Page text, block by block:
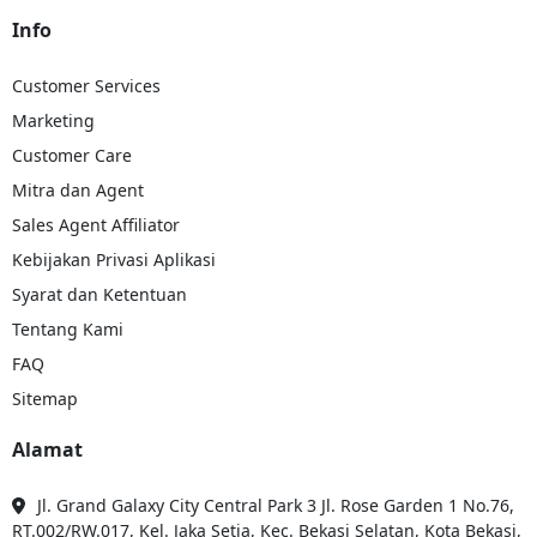
Troben juga mengirimkan material bangunan seperti semen, bata
Banjarmasin.
Kendaraan Bermotor
Layanan Troben Carrier menyediakan pengiriman kendaraan bermotor,
baik sepeda motor maupun mobil, dengan perlindungan maksimal
selama perjalanan.
Barang Dagangan
mengirimkan berbagai jenis barang dagangan, mulai dari produk
fashion, peralatan rumah tangga, hingga aksesoris.
Dengan cakupan jenis barang yang luas, Troben Ekspedisi memastikan
Jasa Kirim Barang dari Semarang ke Banjarmasin Lebih
Jasa Kirim Barang dari Semarang ke Banjarmasin Lebih Praktis
Info
Customer Services
Marketing
Customer Care
Mitra dan Agent
Sales Agent Affiliator
Kebijakan Privasi Aplikasi
Syarat dan Ketentuan
Tentang Kami
FAQ
Sitemap
Alamat
Jl. Grand Galaxy City Central Park 3 Jl. Rose Garden 1 No.76,
RT.002/RW.017, Kel. Jaka Setia, Kec. Bekasi Selatan, Kota Bekasi,